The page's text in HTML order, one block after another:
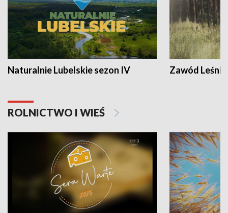
Naturalnie Lubelskie sezon IV Zawód Leśnik
ROLNICTWO I WIEŚ